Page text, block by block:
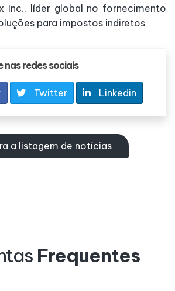
Inc., líder global no fornecimento
para impostos indiretos
nas redes sociais
Twitter Linkedin
a listagem de notícias
Frequentes